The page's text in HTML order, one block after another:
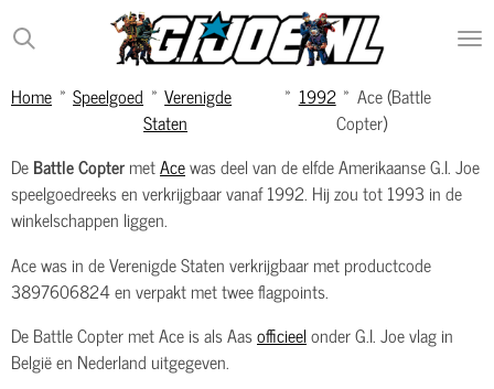
Ga
direct
de
Home » Speelgoed » Verenigde
Staten
» 1992 » Ace (Battle
Copter)
DeBattle CoptermetAcewas deel van de elfde Amerikaanse G.I. Joe
speelgoedreeks en verkrijgbaar vanaf 1992. Hij zou tot 1993 in de
winkelschappen liggen.
Ace was in de Verenigde Staten verkrijgbaar met productcode
3897606824 en verpakt met twee flagpoints.
De Battle Copter met Ace is als Aasofficieelonder G.I. Joe vlag in
België en Nederland uitgegeven.